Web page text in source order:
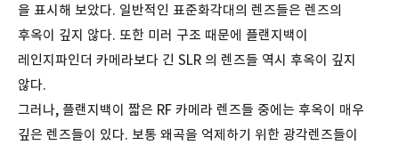
을 표시해 보았다. 일반적인 표준화각대의 렌즈들은 렌즈의
후옥이 깊지 않다. 또한 미러 구조 때문에 플랜지백이
레인지파인더 카메라보다 긴 SLR 의 렌즈들 역시 후옥이 깊지
않다.
그러나, 플랜지백이 짧은 RF 카메라 렌즈들 중에는 후옥이 매우
깊은 렌즈들이 있다. 보통 왜곡을 억제하기 위한 광각렌즈들이